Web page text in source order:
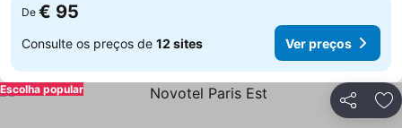
De € 95
Consulte os preços de 12 sites Ver preços
Partilhar
Escolha popular